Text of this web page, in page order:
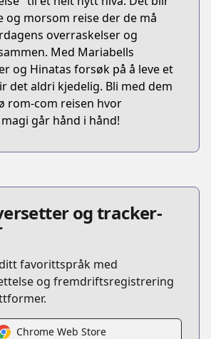
og morsom reise der de må
overraskelser og
Med Mariabells
og Hinatas forsøk på å leve et
det aldri kjedelig. Bli med dem
rom-com reisen hvor
går hånd i hånd!
og tracker-
favorittspråk med
og fremdriftsregistrering
Chrome Web Store